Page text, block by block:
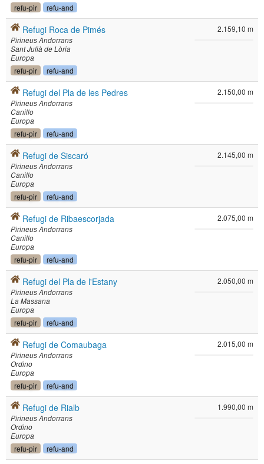
refu-pir refu-and
Refugi Roca de Pimés
Pirineus Andorrans
Sant Julià de Lòria
Europa
refu-pir refu-and
2.159,10 m
Refugi del Pla de les Pedres
Pirineus Andorrans
Canillo
Europa
refu-pir refu-and
2.150,00 m
Refugi de Siscaró
Pirineus Andorrans
Canillo
Europa
refu-pir refu-and
2.145,00 m
Refugi de Ribaescorjada
Pirineus Andorrans
Canillo
Europa
refu-pir refu-and
2.075,00 m
Refugi del Pla de l'Estany
Pirineus Andorrans
La Massana
Europa
refu-pir refu-and
2.050,00 m
Refugi de Comaubaga
Pirineus Andorrans
Ordino
Europa
refu-pir refu-and
2.015,00 m
Refugi de Rialb
Pirineus Andorrans
Ordino
Europa
refu-pir refu-and
1.990,00 m